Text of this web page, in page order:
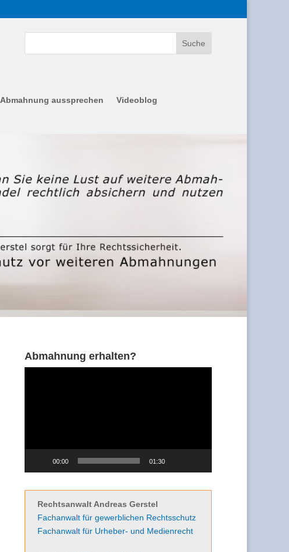
Abmahnung aussprechen
Videoblog
Abmahnung erhalten?
00:00 01:30
Rechtsanwalt Andreas Gerstel
Fachanwalt für gewerblichen Rechtsschutz
Fachanwalt für Urheber- und Medienrecht